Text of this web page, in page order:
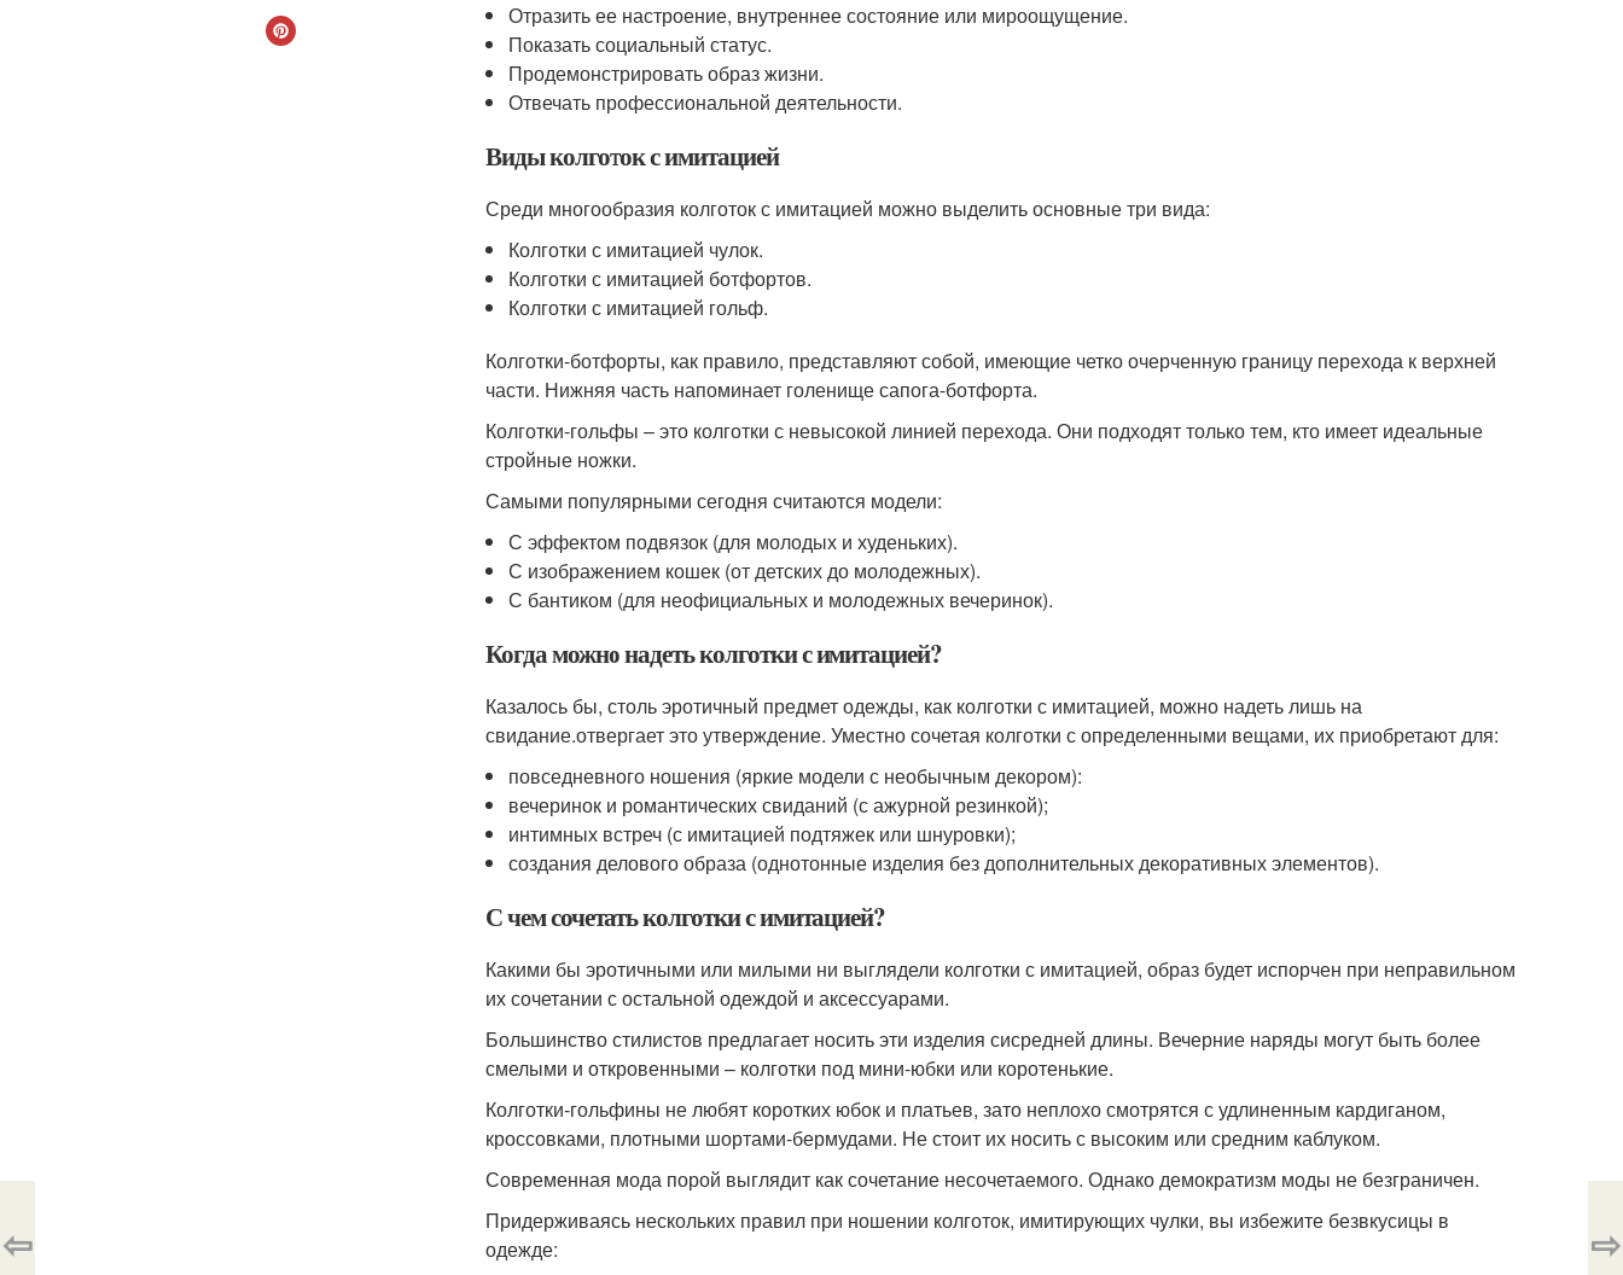
Отразить ее настроение, внутреннее состояние или мироощущение.
Показать социальный статус.
Продемонстрировать образ жизни.
Отвечать профессиональной деятельности.
Виды колготок с имитацией
Среди многообразия колготок с имитацией можно выделить основные три вида:
Колготки с имитацией чулок.
Колготки с имитацией ботфортов.
Колготки с имитацией гольф.
Колготки-ботфорты, как правило, представляют собой, имеющие четко очерченную границу перехода к верхней
части. Нижняя часть напоминает голенище сапога-ботфорта.
Колготки-гольфы – это колготки с невысокой линией перехода. Они подходят только тем, кто имеет идеальные
стройные ножки.
Самыми популярными сегодня считаются модели:
С эффектом подвязок (для молодых и худеньких).
С изображением кошек (от детских до молодежных).
С бантиком (для неофициальных и молодежных вечеринок).
Когда можно надеть колготки с имитацией?
Казалось бы, столь эротичный предмет одежды, как колготки с имитацией, можно надеть лишь на
свидание.отвергает это утверждение. Уместно сочетая колготки с определенными вещами, их приобретают для:
повседневного ношения (яркие модели с необычным декором):
вечеринок и романтических свиданий (с ажурной резинкой);
интимных встреч (с имитацией подтяжек или шнуровки);
создания делового образа (однотонные изделия без дополнительных декоративных элементов).
С чем сочетать колготки с имитацией?
Какими бы эротичными или милыми ни выглядели колготки с имитацией, образ будет испорчен при неправильном
их сочетании с остальной одеждой и аксессуарами.
Большинство стилистов предлагает носить эти изделия сисредней длины. Вечерние наряды могут быть более
смелыми и откровенными – колготки под мини-юбки или коротенькие.
Колготки-гольфины не любят коротких юбок и платьев, зато неплохо смотрятся с удлиненным кардиганом,
кроссовками, плотными шортами-бермудами. Не стоит их носить с высоким или средним каблуком.
Современная мода порой выглядит как сочетание несочетаемого. Однако демократизм моды не безграничен.
Придерживаясь нескольких правил при ношении колготок, имитирующих чулки, вы избежите безвкусицы в
одежде:
⇦ ⇨